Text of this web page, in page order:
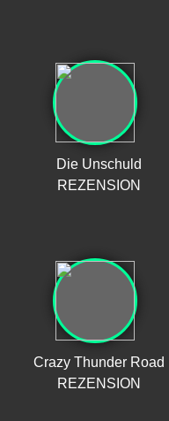
Die Unschuld
REZENSION
Crazy Thunder Road
REZENSION